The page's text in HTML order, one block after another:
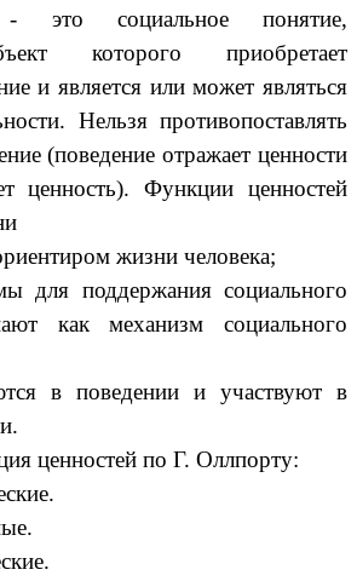
- это социальное понятие,
которого приобретает
и является или может являться
Нельзя противопоставлять
(поведение отражает ценности
ценность). Функции ценностей
жизни человека;
для поддержания социального
как механизм социального
в поведении и участвуют в
ценностей по Г. Оллпорту: